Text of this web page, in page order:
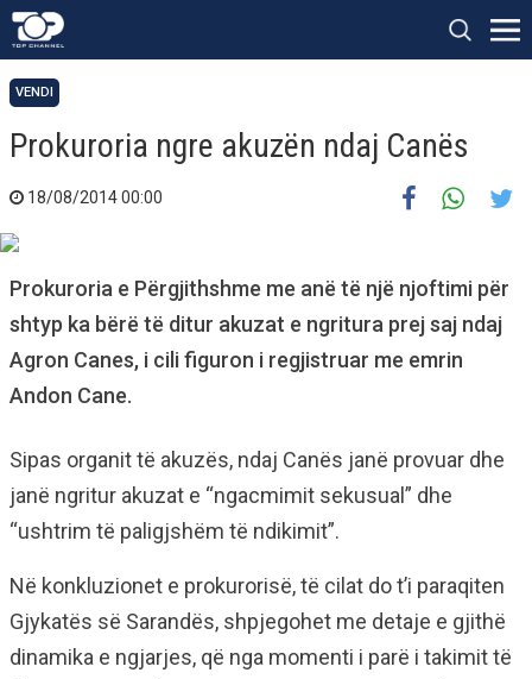
VENDI
Prokuroria ngre akuzën ndaj Canës
18/08/2014 00:00
Prokuroria e Përgjithshme me anë të një njoftimi për
shtyp ka bërë të ditur akuzat e ngritura prej saj ndaj
Agron Canes, i cili figuron i regjistruar me emrin
Andon Cane.
Sipas organit të akuzës, ndaj Canës janë provuar dhe
janë ngritur akuzat e “ngacmimit sekusual” dhe
“ushtrim të paligjshëm të ndikimit”.
Në konkluzionet e prokurorisë, të cilat do t’i paraqiten
Gjykatës së Sarandës, shpjegohet me detaje e gjithë
dinamika e ngjarjes, që nga momenti i parë i takimit të